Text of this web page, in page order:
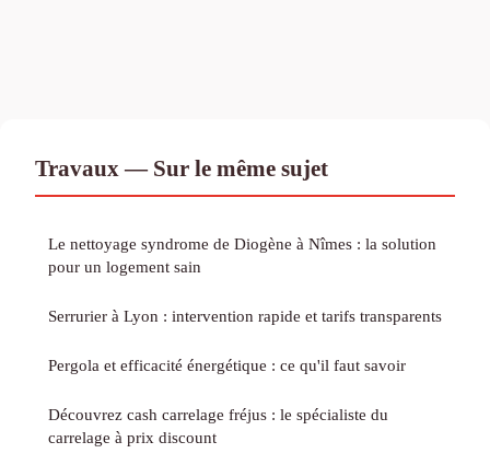
Travaux — Sur le même sujet
Le nettoyage syndrome de Diogène à Nîmes : la solution
pour un logement sain
Serrurier à Lyon : intervention rapide et tarifs transparents
Pergola et efficacité énergétique : ce qu'il faut savoir
Découvrez cash carrelage fréjus : le spécialiste du
carrelage à prix discount